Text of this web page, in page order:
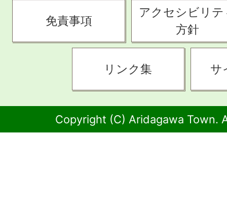
免責事項
アクセシビリテ
方針
リンク集 サ
Copyright (C) Aridagawa Town.